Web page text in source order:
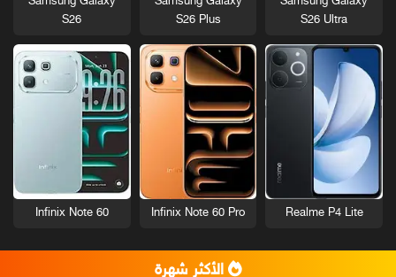
S26 Ultra
S26 Plus
S26
Realme P4 Lite
Infinix Note 60 Pro
Infinix Note 60
الأكثر شهرة